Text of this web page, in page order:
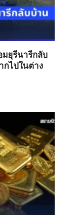
มยุรีนารีกลับ
กไปในต่าง